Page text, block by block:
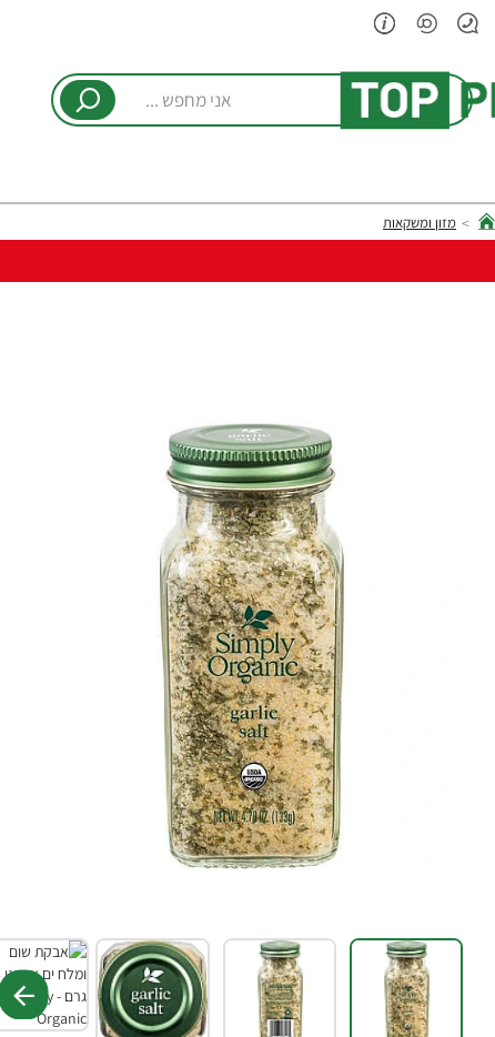
מחפש
home
מזון ומשקאות